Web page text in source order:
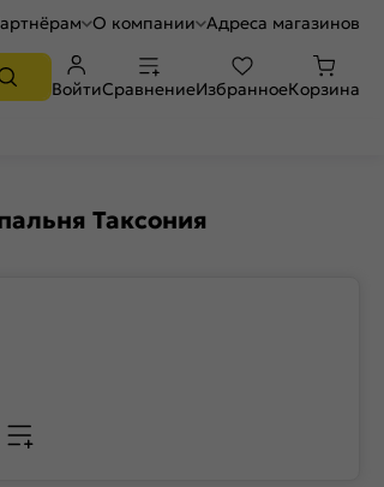
О компании Адреса магазинов
ВойтиСравнениеИзбранноеКорзина
Таксония